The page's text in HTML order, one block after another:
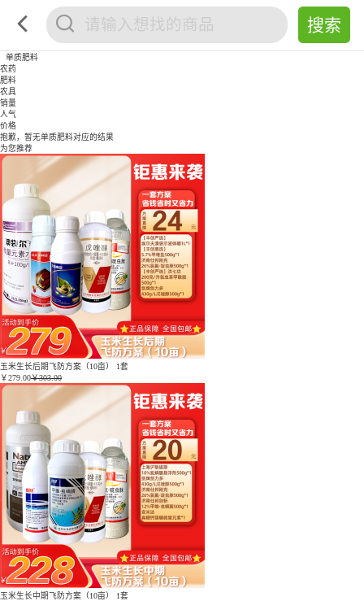
单质肥料
农药
肥料
农具
销量
人气
价格
抱歉，暂无单质肥料对应的结果
为您推荐
玉米生长后期飞防方案（10亩） 1套
￥279.00￥303.00
玉米生长中期飞防方案（10亩） 1套